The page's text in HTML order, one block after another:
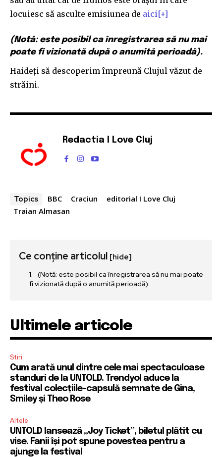
32,111
Cititori
32,214
Cititori
11,243
locuiesc să asculte emisiunea de aici[+]
(Notă: este posibil ca înregistrarea să nu mai
poate fi vizionată după o anumită perioadă).
Haideţi să descoperim împreună Clujul văzut de
străini.
Redactia I Love Cluj
Topics BBC Craciun
editorial I Love Cluj
Traian Almasan
Ce conține articolul [hide]
(Notă: este posibil ca înregistrarea să nu mai poate
fi vizionată după o anumită perioadă).
Ultimele articole
Stiri
Cum arată unul dintre cele mai spectaculoase
standuri de la UNTOLD. Trendyol aduce la
festival colecțiile-capsulă semnate de Gina,
Smiley și Theo Rose
Altele
UNTOLD lansează „Joy Ticket”, biletul plătit cu
vise. Fanii își pot spune povestea pentru a
ajunge la festival